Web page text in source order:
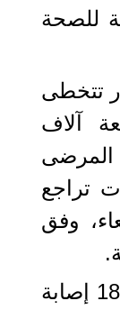
للصحة
تتخطى
آلاف
تراجع
162 الأربعاء، وفق
وفي الإجمال، سجلت 18638 إصابة